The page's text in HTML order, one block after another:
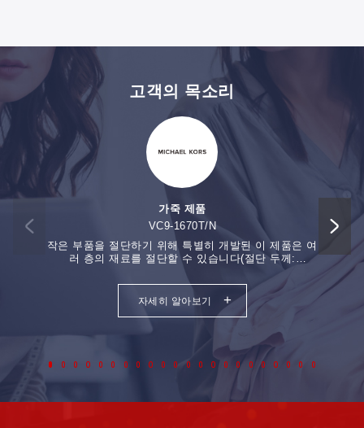
고객의 목소리
가죽 제품
VC9-1670T/N
작은 부품을 절단하기 위해 특별히 개발된 이 제품은 여
러 층의 재료를 절단할 수 있습니다(절단 두께:
12~18mm).
자세히 알아보기 +
더블 헤
리